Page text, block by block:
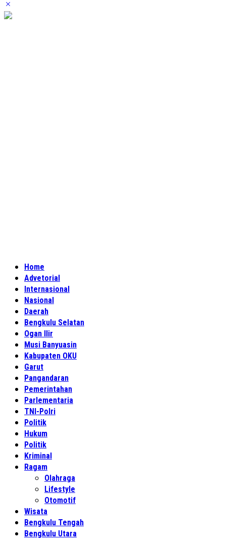
Home
Advetorial
Internasional
Nasional
Daerah
Bengkulu Selatan
Ogan Ilir
Musi Banyuasin
Kabupaten OKU
Garut
Pangandaran
Pemerintahan
Parlementaria
TNI-Polri
Politik
Hukum
Politik
Kriminal
Ragam
Olahraga
Lifestyle
Otomotif
Wisata
Bengkulu Tengah
Bengkulu Utara